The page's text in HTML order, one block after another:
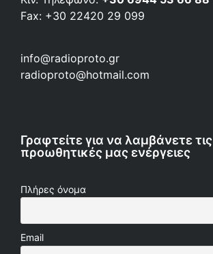
Fax: +30 22420 29 099
info@radioproto.gr
radioproto@hotmail.com
Γραφτείτε για να λαμβάνετε τις
προωθητικές μας ενέργειες
Πλήρες όνομα
Email